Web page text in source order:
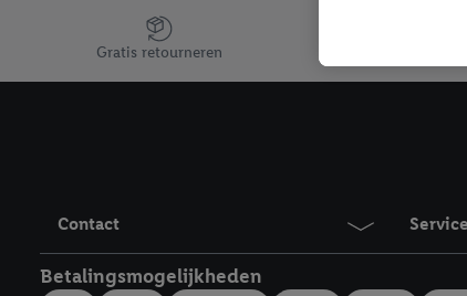
Jouw voordelen bij ons als Lidl webshop klant
Gratis retourneren
Contact Service
Betalingsmogelijkheden
Als je hiervoor
eerder interesse
Lidl-diensten
mailadres en met
Door te klikken op